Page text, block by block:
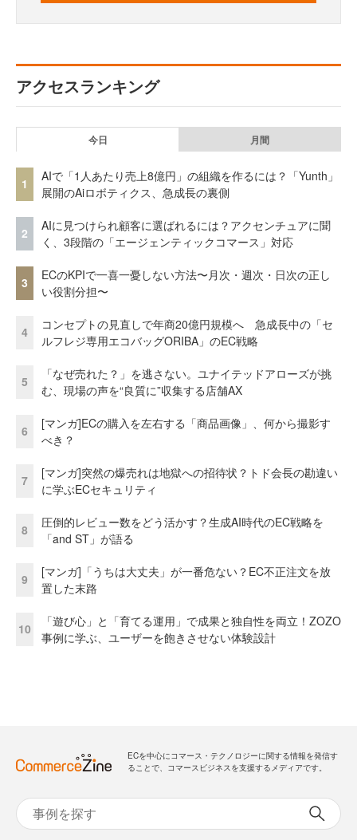
アクセスランキング
今日 月間
1
AIで「1人あたり売上8億円」の組織を作るには？「Yunth」
展開のAiロボティクス、急成長の裏側
2
AIに見つけられ顧客に選ばれるには？アクセンチュアに聞
く、3段階の「エージェンティックコマース」対応
3
ECのKPIで一喜一憂しない方法〜月次・週次・日次の正し
い役割分担〜
4
コンセプトの見直しで年商20億円規模へ 急成長中の「セ
ルフレジ専用エコバッグORIBA」のEC戦略
5
「なぜ売れた？」を逃さない。ユナイテッドアローズが挑
む、現場の声を“良質に”収集する店舗AX
6
[マンガ]ECの購入を左右する「商品画像」、何から撮影す
べき？
7
[マンガ]突然の爆売れは地獄への招待状？トド会長の勘違い
に学ぶECセキュリティ
8
圧倒的レビュー数をどう活かす？生成AI時代のEC戦略を
「and ST」が語る
9
[マンガ]「うちは大丈夫」が一番危ない？EC不正注文を放
置した末路
10
「遊び心」と「育てる運用」で成果と独自性を両立！ZOZO
事例に学ぶ、ユーザーを飽きさせない体験設計
ECを中心にコマース・テクノロジーに関する情報を発信す
ることで、コマースビジネスを支援するメディアです。